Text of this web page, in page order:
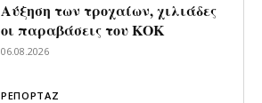
Αύξηση των τροχαίων, χιλιάδες
οι παραβάσεις του ΚΟΚ
06.08.2026
ΡΕΠΟΡΤΑΖ